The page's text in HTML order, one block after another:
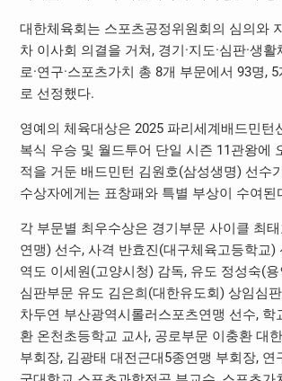
대한체육회는 스포츠공정위원회의 심의와
차 이사회 의결을 거쳐, 경기·지도·심판·생활
로·연구·스포츠가치 총 8개 부문에서 93명,
로 선정했다.
영예의 체육대상은 2025 파리세계배드민턴
복식 우승 및 월드투어 단일 시즌 11관왕에
적을 거둔 배드민턴 김원호(삼성생명) 선수
수상자에게는 표창패와 특별 부상이 수여된
각 부문별 최우수상은 경기부문 사이클 최
연맹) 선수, 사격 반효진(대구체육고등학교)
역도 이세원(고양시청) 감독, 유도 정성숙(
심판부문 유도 김은희(대한유도회) 상임심
차두연 부산광역시롤러스포츠연맹 선수, 학
환 온천초등학교 교사, 공로부문 이충환 대
부회장, 김광태 대전근대5종연맹 부회장, 연